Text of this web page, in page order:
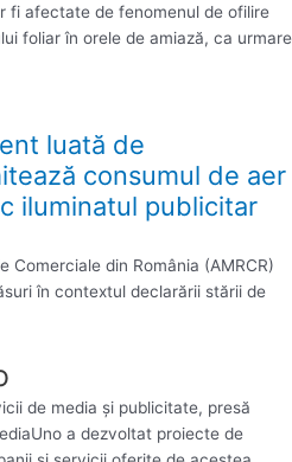
fi afectate de fenomenul de ofilire
foliar în orele de amiază, ca urmare
luată de
consumul de aer
iluminatul publicitar
Comerciale din România (AMRCR)
în contextul declarării stării de
de media și publicitate, presă
a dezvoltat proiecte de